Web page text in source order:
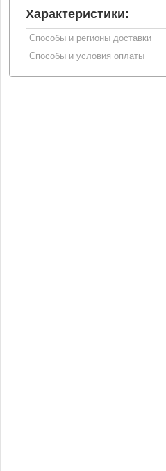
Характеристики:
Способы и регионы доставки
Способы и условия оплаты